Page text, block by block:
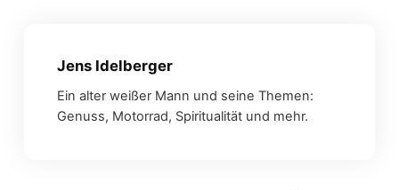
Jens Idelberger
Ein alter weißer Mann und seine Themen:
Genuss, Motorrad, Spiritualität und mehr.